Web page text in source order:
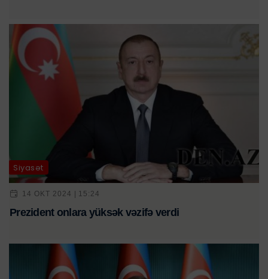
Siyasət
14 OKT 2024 | 15:24
Prezident onlara yüksək vəzifə verdi